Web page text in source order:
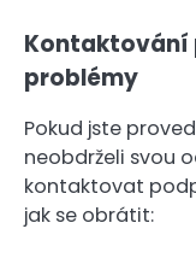
Kontaktování
problémy
Pokud jste
neobdrželi svou
kontaktovat
jak se obrátit: